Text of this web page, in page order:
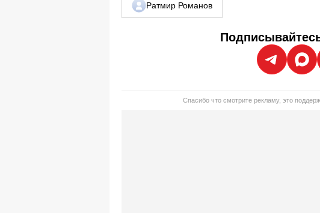
Ратмир Романов
Спасибо что смотрите рекламу, это